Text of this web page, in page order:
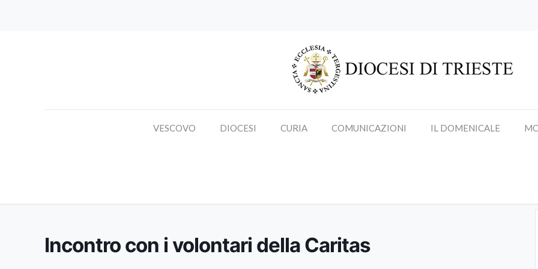
VESCOVO DIOCESI CURIA COMUNICAZIONI IL DOMENICALE
Incontro con i volontari della Caritas